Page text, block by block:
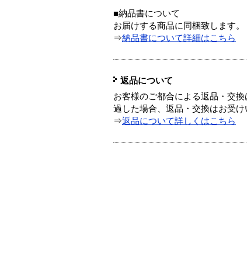
■納品書について
お届けする商品に同梱致します。
⇒納品書について詳細はこちら
返品について
お客様のご都合による返品・交
過した場合、返品・交換はお受け
⇒返品について詳しくはこちら